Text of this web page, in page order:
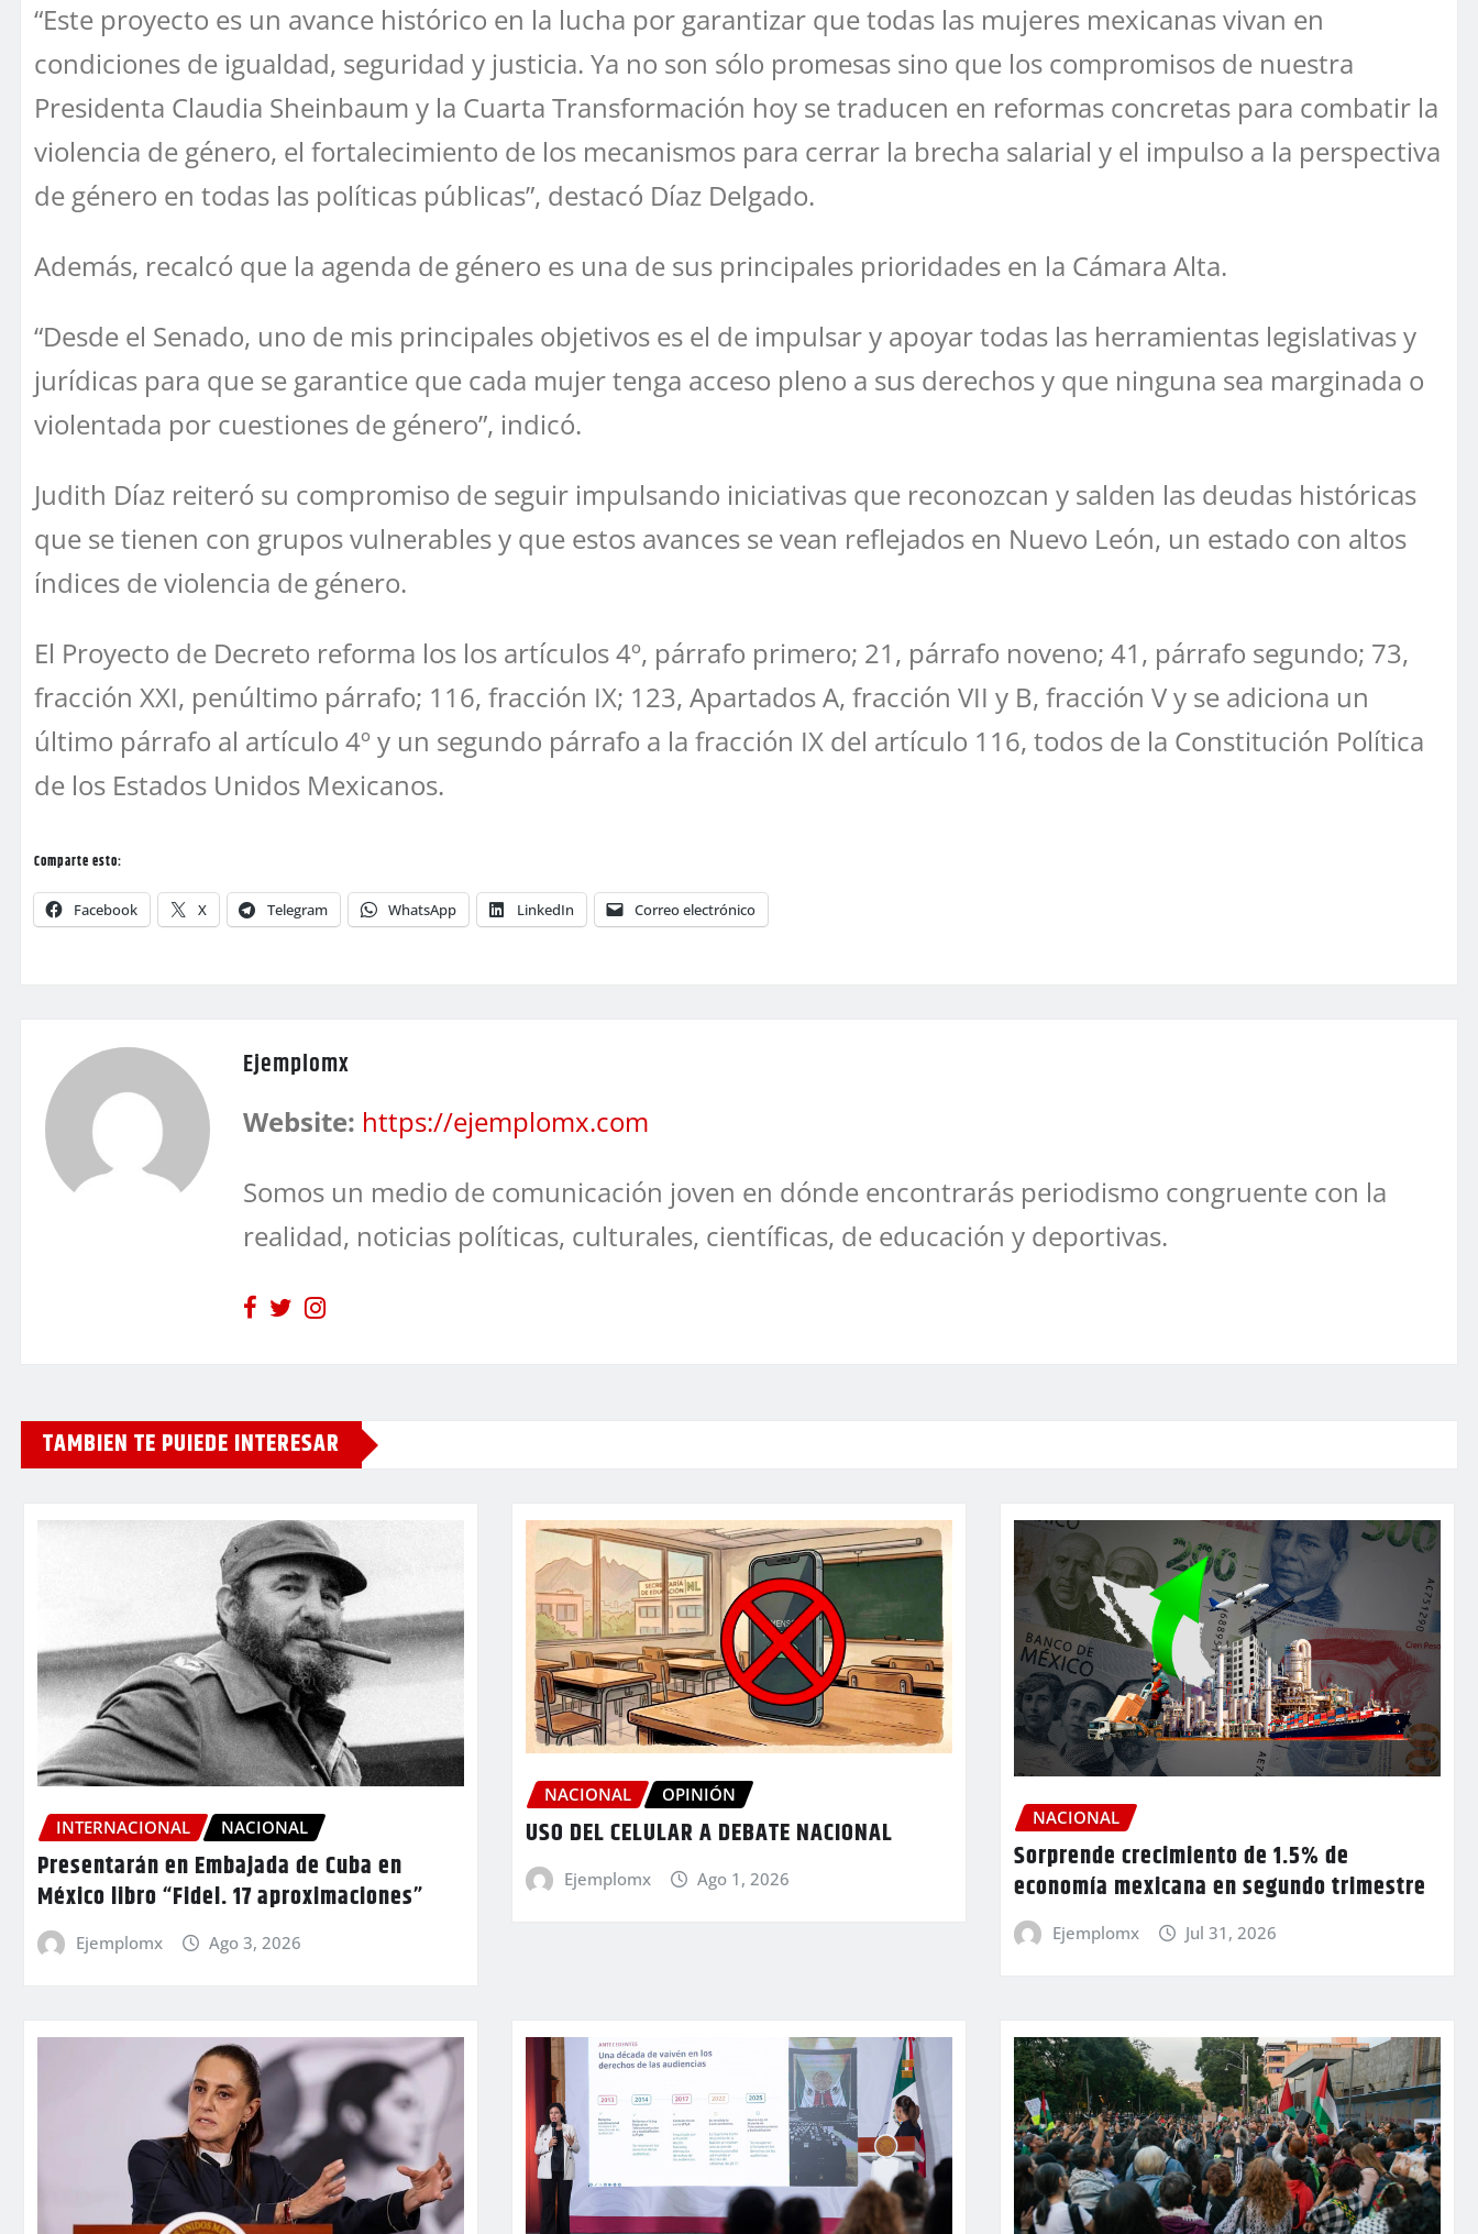
“Este proyecto es un avance histórico en la lucha por garantizar que todas las mujeres mexicanas vivan en
condiciones de igualdad, seguridad y justicia. Ya no son sólo promesas sino que los compromisos de nuestra
Presidenta Claudia Sheinbaum y la Cuarta Transformación hoy se traducen en reformas concretas para combatir la
violencia de género, el fortalecimiento de los mecanismos para cerrar la brecha salarial y el impulso a la perspectiva
de género en todas las políticas públicas”, destacó Díaz Delgado.
Además, recalcó que la agenda de género es una de sus principales prioridades en la Cámara Alta.
“Desde el Senado, uno de mis principales objetivos es el de impulsar y apoyar todas las herramientas legislativas y
jurídicas para que se garantice que cada mujer tenga acceso pleno a sus derechos y que ninguna sea marginada o
violentada por cuestiones de género”, indicó.
Judith Díaz reiteró su compromiso de seguir impulsando iniciativas que reconozcan y salden las deudas históricas
que se tienen con grupos vulnerables y que estos avances se vean reflejados en Nuevo León, un estado con altos
índices de violencia de género.
El Proyecto de Decreto reforma los los artículos 4º, párrafo primero; 21, párrafo noveno; 41, párrafo segundo; 73,
fracción XXI, penúltimo párrafo; 116, fracción IX; 123, Apartados A, fracción VII y B, fracción V y se adiciona un
último párrafo al artículo 4º y un segundo párrafo a la fracción IX del artículo 116, todos de la Constitución Política
de los Estados Unidos Mexicanos.
Comparte esto:
Facebook X Telegram WhatsApp LinkedIn Correo electrónico
Ejemplomx
Website: https://ejemplomx.com
Somos un medio de comunicación joven en dónde encontrarás periodismo congruente con la
realidad, noticias políticas, culturales, científicas, de educación y deportivas.
TAMBIEN TE PUIEDE INTERESAR
INTERNACIONAL NACIONAL
Presentarán en Embajada de Cuba en
México libro “Fidel. 17 aproximaciones”
Ejemplomx Ago 3, 2026
NACIONAL OPINIÓN
USO DEL CELULAR A DEBATE NACIONAL
Ejemplomx Ago 1, 2026
NACIONAL
Sorprende crecimiento de 1.5% de
economía mexicana en segundo trimestre
Ejemplomx Jul 31, 2026